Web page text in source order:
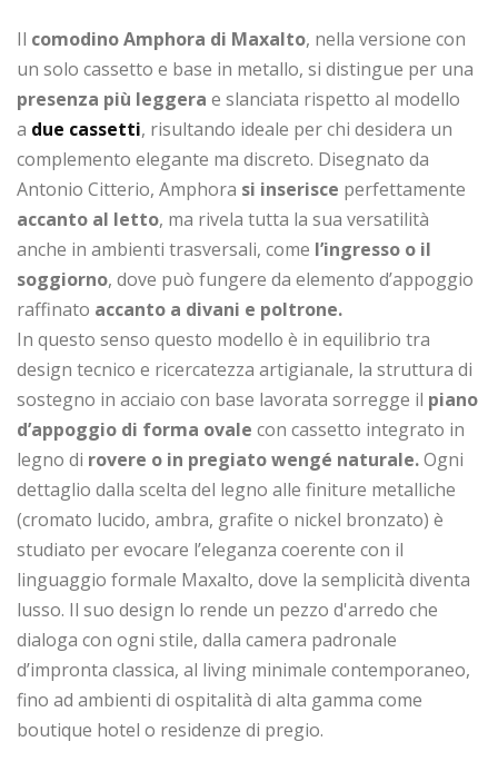
Il comodino Amphora di Maxalto, nella versione con
un solo cassetto e base in metallo, si distingue per una
presenza più leggera e slanciata rispetto al modello
a due cassetti, risultando ideale per chi desidera un
complemento elegante ma discreto. Disegnato da
Antonio Citterio, Amphora si inserisce perfettamente
accanto al letto, ma rivela tutta la sua versatilità
anche in ambienti trasversali, come l’ingresso o il
soggiorno, dove può fungere da elemento d’appoggio
raffinato accanto a divani e poltrone.
In questo senso questo modello è in equilibrio tra
design tecnico e ricercatezza artigianale, la struttura di
sostegno in acciaio con base lavorata sorregge il piano
d’appoggio di forma ovale con cassetto integrato in
legno di rovere o in pregiato wengé naturale.Ogni
dettaglio dalla scelta del legno alle finiture metalliche
(cromato lucido, ambra, grafite o nickel bronzato) è
studiato per evocare l’eleganza coerente con il
linguaggio formale Maxalto, dove la semplicità diventa
lusso. Il suo design lo rende un pezzo d'arredo che
dialoga con ogni stile, dalla camera padronale
d’impronta classica, al living minimale contemporaneo,
fino ad ambienti di ospitalità di alta gamma come
boutique hotel o residenze di pregio.